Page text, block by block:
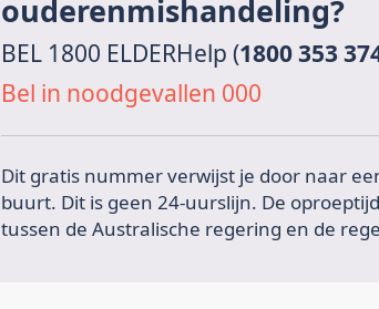
ouderenmishandeling?
BEL 1800 ELDERHelp (1800 353
Bel in noodgevallen 000
Dit gratis nummer verwijst je door naar
buurt. Dit is geen 24-uurslijn. De
tussen de Australische regering en de